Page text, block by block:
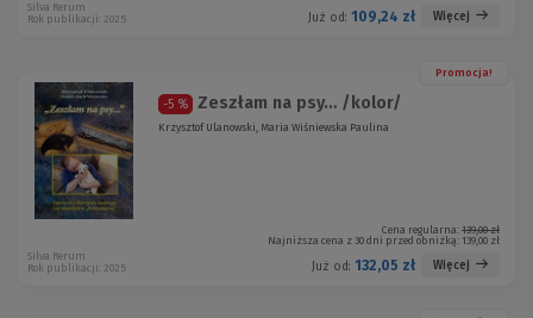
Już od: 109,24 zł Więcej
Silva Rerum
Rok publikacji: 2025
Promocja!
-5 % Zeszłam na psy… /kolor/
Krzysztof Ulanowski, Maria Wiśniewska Paulina
Cena regularna: 139,00 zł
Najniższa cena z 30 dni przed obniżką: 139,00 zł
Już od: 132,05 zł Więcej
Silva Rerum
Rok publikacji: 2025